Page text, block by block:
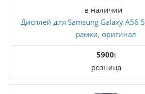
в наличии
Дисплей для Samsung Galaxy A56
рамки, оригинал
5900
розница
В корзину